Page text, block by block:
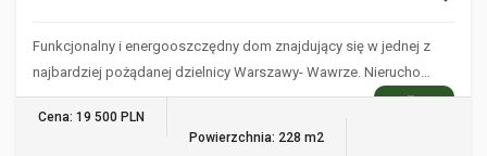
Funkcjonalny i energooszczędny dom znajdujący się w jednej z
najbardziej pożądanej dzielnicy Warszawy- Wawrze. Nierucho…
WIĘCEJ
Cena: 19 500 PLN
Powierzchnia: 228 m2